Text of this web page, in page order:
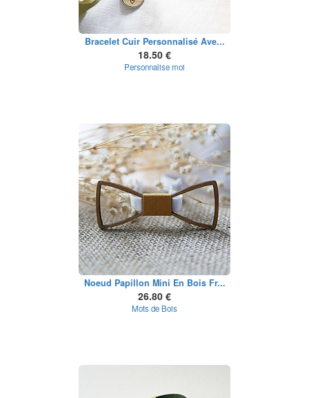
Bracelet Cuir Personnalisé Ave...
18.50 €
Personnalise moi
Noeud Papillon Mini En Bois Fr...
26.80 €
Mots de Bois